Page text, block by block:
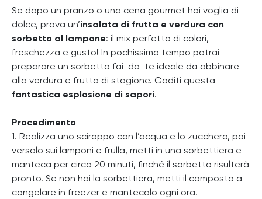
Se dopo un pranzo o una cena gourmet hai voglia di
dolce, prova un’insalata di frutta e verdura con
sorbetto al lampone: il mix perfetto di colori,
freschezza e gusto! In pochissimo tempo potrai
preparare un sorbetto fai-da-te ideale da abbinare
alla verdura e frutta di stagione. Goditi questa
fantastica esplosione di sapori.
Procedimento
1. Realizza uno sciroppo con l’acqua e lo zucchero, poi
versalo sui lamponi e frulla, metti in una sorbettiera e
manteca per circa 20 minuti, finché il sorbetto risulterà
pronto. Se non hai la sorbettiera, metti il composto a
congelare in freezer e mantecalo ogni ora.